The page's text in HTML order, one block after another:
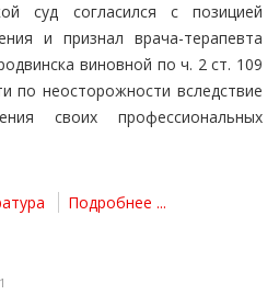
суд согласился с позицией
и признал врача-терапевта
виновной по ч. 2 ст. 109
по неосторожности вследствие
своих профессиональных
Подробнее ...